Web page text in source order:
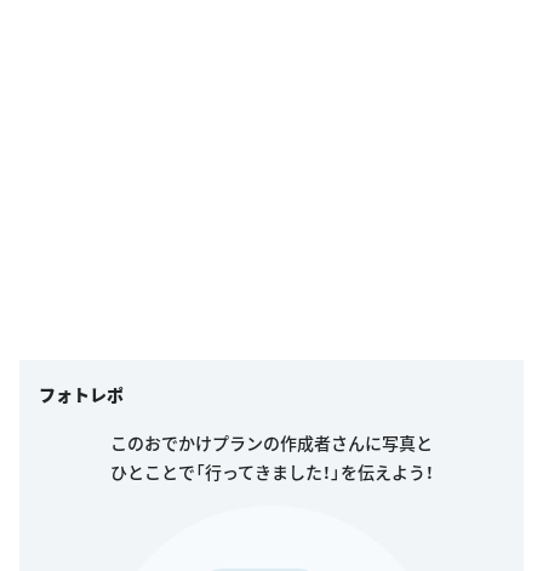
フォトレポ
このおでかけプランの作成者さんに写真と
ひとことで「行ってきました！」を伝えよう！